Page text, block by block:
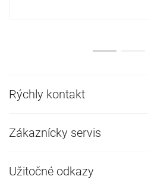
Rýchly kontakt
Zákaznícky servis
Užitočné odkazy